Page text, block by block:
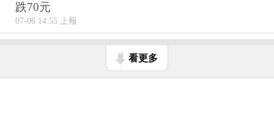
跌70元
07-06 14:55 上報
看更多